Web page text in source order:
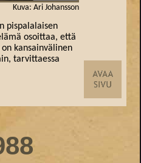
Kuva: Ari Johansson
pispalalaisen
osoittaa, että
kansainvälinen
tarvittaessa